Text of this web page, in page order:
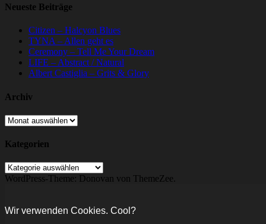
Neueste Beiträge
Citizen – Halcyon Blues
TYNA – Allen geht es
Ceremony – Tell Me Your Dream
LIFE – Abstract / Natural
Albert Castiglia – Grits & Glory
Archiv
Archiv
Kategorien
Kategorien
WordPress-Theme: Donovan von ThemeZee.
Wir verwenden Cookies. Cool?